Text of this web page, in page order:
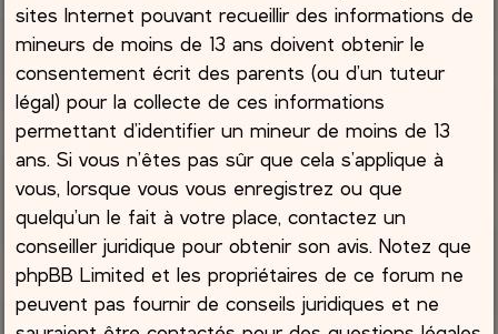
sites Internet pouvant recueillir des informations de
mineurs de moins de 13 ans doivent obtenir le
consentement écrit des parents (ou d’un tuteur
légal) pour la collecte de ces informations
permettant d’identifier un mineur de moins de 13
ans. Si vous n’êtes pas sûr que cela s’applique à
vous, lorsque vous vous enregistrez ou que
quelqu’un le fait à votre place, contactez un
conseiller juridique pour obtenir son avis. Notez que
phpBB Limited et les propriétaires de ce forum ne
peuvent pas fournir de conseils juridiques et ne